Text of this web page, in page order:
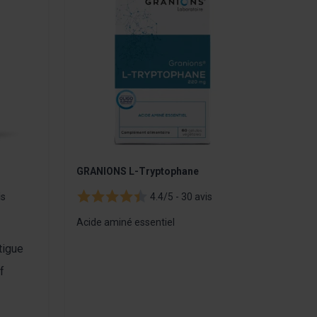
GRANIONS L-Tryptophane
4.4/5 - 30 avis
Acide aminé essentiel